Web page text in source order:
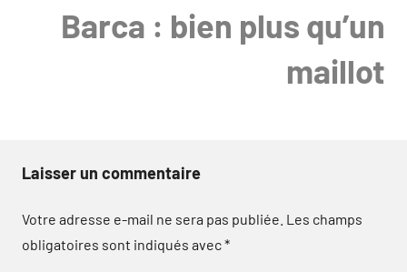
Barca : bien plus qu’un
maillot
Laisser un commentaire
Votre adresse e-mail ne sera pas publiée. Les champs
obligatoires sont indiqués avec*